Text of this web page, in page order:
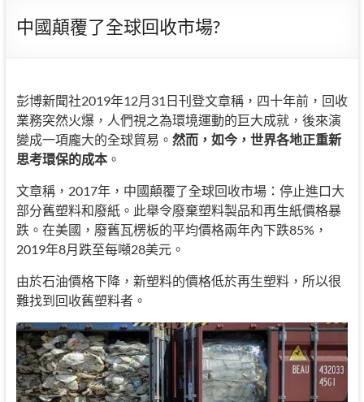
中國顛覆了全球回收市場?
彭博新聞社2019年12月31日刊登文章稱，四十年前，回收
業務突然火爆，人們視之為環境運動的巨大成就，後來演
變成一項龐大的全球貿易。 然而，如今，世界各地正重新
思考環保的成本。
文章稱，2017年，中國顛覆了全球回收市場：停止進口大
部分舊塑料和廢紙。此舉令廢棄塑料製品和再生紙價格暴
跌。在美國，廢舊瓦楞板的平均價格兩年內下跌85%，
2019年8月跌至每噸28美元。
由於石油價格下降，新塑料的價格低於再生塑料，所以很
難找到回收舊塑料者。